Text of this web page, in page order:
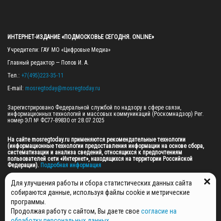
ИНТЕРНЕТ-ИЗДАНИЕ «ПОДМОСКОВЬЕ СЕГОДНЯ. ONLINE»
Учредители: ГАУ МО «Цифровые Медиа»
Главный редактор — Попов И. А.
Тел.: +7(495)223-35-11
E-mail: mosregtoday@mosregtoday.ru
Зарегистрировано Федеральной службой по надзору в сфере связи,
информационных технологий и массовых коммуникаций (Роскомнадзор) Рег.
номер ЭЛ № ФС77-89830 от 28.07.2025
На сайте mosregtoday.ru применяются рекомендательные технологии
(информационные технологии предоставления информации на основе сбора,
систематизации и анализа сведений, относящихся к предпочтениям
пользователей сети «Интернет», находящихся на территории Российской
Федерации). Подробная информация
© 2026 ПРАВА НА ВСЕ МАТЕРИАЛЫ САЙТА ПРИНАДЛЕЖАТ ГАУ МО "ЦИФРОВЫЕ
МЕДИА" (ОГРН: 1255000059467).
ПОЛИТИКА ОБРАБОТКИ И ЗАЩИТЫ ПЕРСОНАЛЬНЫХ ДАННЫХ
Для улучшения работы и сбора статистических данных сайта
собираются данные, используя файлы cookie и метрические
программы.
Продолжая работу с сайтом, Вы даете свое согласие на